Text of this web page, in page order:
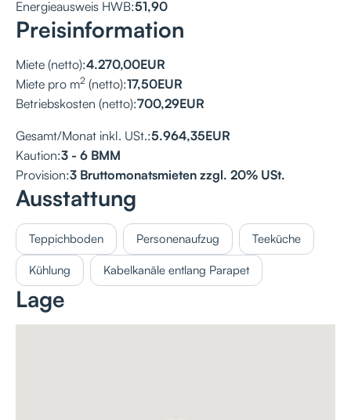
Energieausweis HWB:51,90
Preisinformation
Miete (netto):4.270,00EUR
Miete pro m2 (netto):17,50EUR
Betriebskosten (netto):700,29EUR
Gesamt/Monat inkl. USt.:5.964,35EUR
Kaution:3 - 6 BMM
Provision:3 Bruttomonatsmieten zzgl. 20% USt.
Ausstattung
Teppichboden Personenaufzug Teeküche
Kühlung Kabelkanäle entlang Parapet
Lage